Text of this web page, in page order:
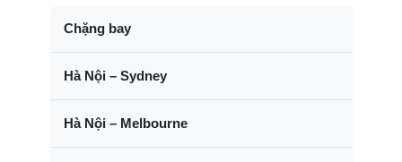
Chặng bay
Hà Nội – Sydney
Hà Nội – Melbourne